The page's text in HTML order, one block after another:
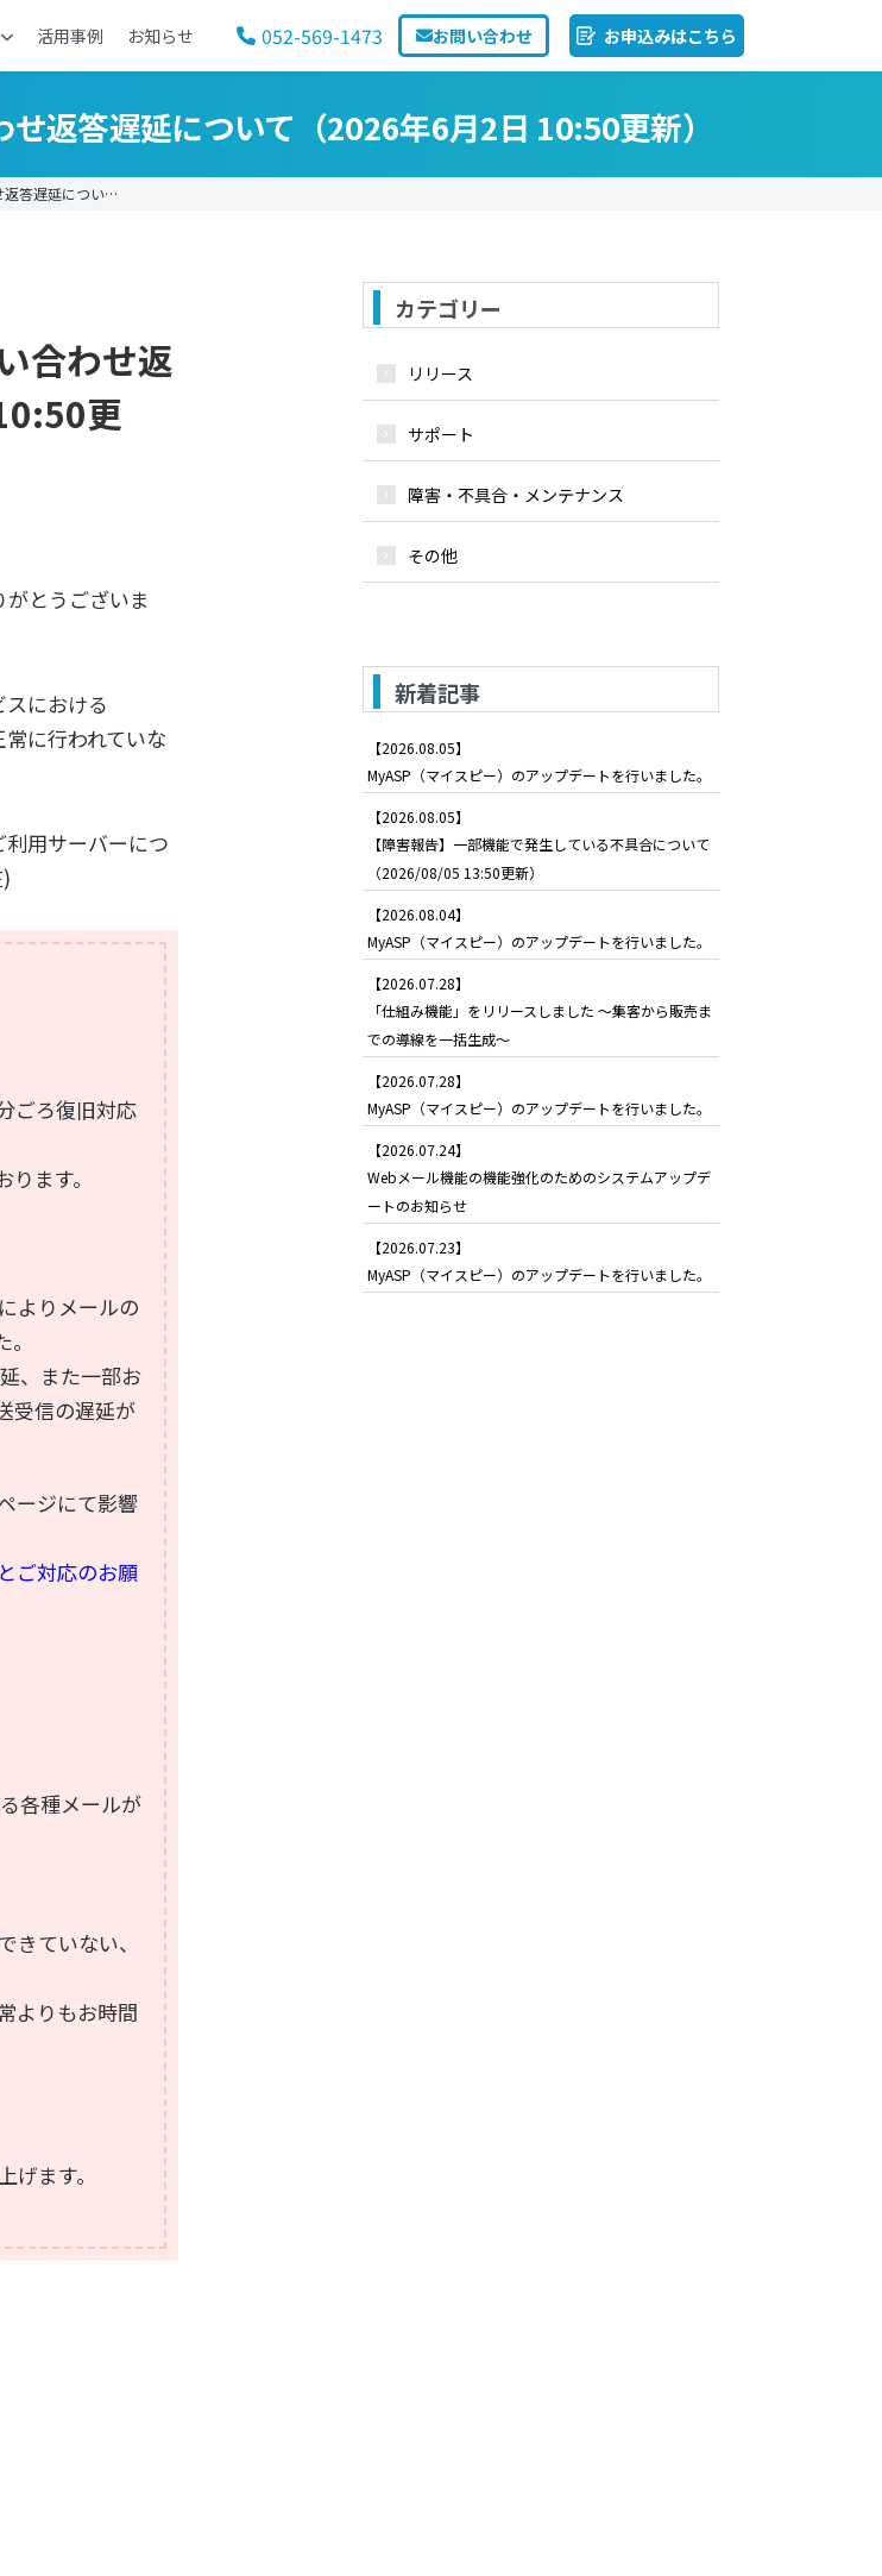
活用事例 お知らせ 052-569-1473 お問い合わせ お申込みはこちら
返答遅延について（2026年6月2日 10:50更新）
答遅延につい…
合わせ返
更
とうございま
における
に行われていな
用サーバーにつ
ごろ復旧対応
ます。
よりメールの
、また一部お
受信の遅延が
ージにて影響
ご対応のお願
各種メールが
きていない、
よりもお時間
ます。
カテゴリー
リリース
サポート
障害・不具合・メンテナンス
その他
新着記事
【2026.08.05】
MyASP（マイスピー）のアップデートを行いました。
【2026.08.05】
【障害報告】一部機能で発生している不具合について
（2026/08/05 13:50更新）
【2026.08.04】
MyASP（マイスピー）のアップデートを行いました。
【2026.07.28】
「仕組み機能」をリリースしました ～集客から販売ま
での導線を一括生成～
【2026.07.28】
MyASP（マイスピー）のアップデートを行いました。
【2026.07.24】
Webメール機能の機能強化のためのシステムアップデ
ートのお知らせ
【2026.07.23】
MyASP（マイスピー）のアップデートを行いました。